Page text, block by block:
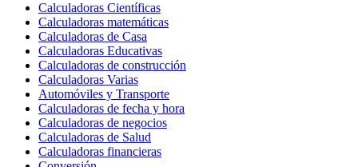
Calculadoras Científicas
Calculadoras matemáticas
Calculadoras de Casa
Calculadoras Educativas
Calculadoras de construcción
Calculadoras Varias
Automóviles y Transporte
Calculadoras de fecha y hora
Calculadoras de negocios
Calculadoras de Salud
Calculadoras financieras